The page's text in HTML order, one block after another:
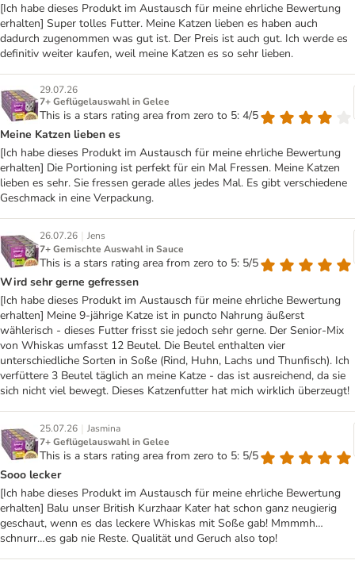
[Ich habe dieses Produkt im Austausch für meine ehrliche Bewertung
erhalten] Super tolles Futter. Meine Katzen lieben es haben auch
dadurch zugenommen was gut ist. Der Preis ist auch gut. Ich werde es
definitiv weiter kaufen, weil meine Katzen es so sehr lieben.
29.07.26
7+ Geflügelauswahl in Gelee
This is a stars rating area from zero to 5: 4/5
Meine Katzen lieben es
[Ich habe dieses Produkt im Austausch für meine ehrliche Bewertung
erhalten] Die Portioning ist perfekt für ein Mal Fressen. Meine Katzen
lieben es sehr. Sie fressen gerade alles jedes Mal. Es gibt verschiedene
Geschmack in eine Verpackung.
26.07.26 | Jens
7+ Gemischte Auswahl in Sauce
This is a stars rating area from zero to 5: 5/5
Wird sehr gerne gefressen
[Ich habe dieses Produkt im Austausch für meine ehrliche Bewertung
erhalten] Meine 9-jährige Katze ist in puncto Nahrung äußerst
wählerisch - dieses Futter frisst sie jedoch sehr gerne. Der Senior-Mix
von Whiskas umfasst 12 Beutel. Die Beutel enthalten vier
unterschiedliche Sorten in Soße (Rind, Huhn, Lachs und Thunfisch). Ich
verfüttere 3 Beutel täglich an meine Katze - das ist ausreichend, da sie
sich nicht viel bewegt. Dieses Katzenfutter hat mich wirklich überzeugt!
25.07.26 | Jasmina
7+ Geflügelauswahl in Gelee
This is a stars rating area from zero to 5: 5/5
Sooo lecker
[Ich habe dieses Produkt im Austausch für meine ehrliche Bewertung
erhalten] Balu unser British Kurzhaar Kater hat schon ganz neugierig
geschaut, wenn es das leckere Whiskas mit Soße gab! Mmmmh…
schnurr…es gab nie Reste. Qualität und Geruch also top!